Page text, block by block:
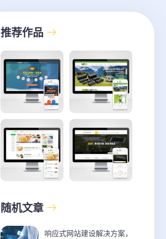
推荐作品
随机文章
响应式网站建设解决方案，